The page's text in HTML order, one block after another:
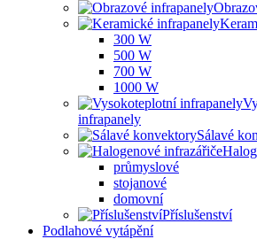
300 W
500 W
700 W
1000 W
infrapanely
Sálavé
průmyslové
stojanové
domovní
Příslušenství
Podlahové vytápění